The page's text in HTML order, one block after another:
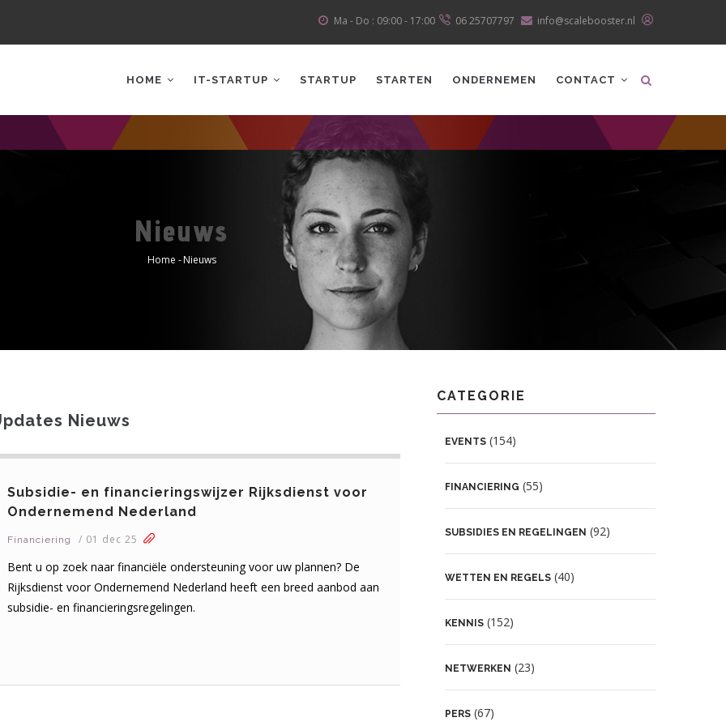
Ma - Do : 09:00 - 17:00 06 25707797 info@scalebooster.nl
HOME IT-STARTUP STARTUP STARTEN ONDERNEMEN CONTACT
Nieuws
Home - Nieuws
Nieuws
Subsidie- en financieringswijzer Rijksdienst voor
Ondernemend Nederland
Financiering / 01 dec 25
Bent u op zoek naar financiële ondersteuning voor uw plannen? De
Rijksdienst voor Ondernemend Nederland heeft een breed aanbod aan
subsidie- en financieringsregelingen.
CATEGORIE
EVENTS (154)
FINANCIERING (55)
SUBSIDIES EN REGELINGEN (92)
WETTEN EN REGELS (40)
KENNIS (152)
NETWERKEN (23)
PERS (67)